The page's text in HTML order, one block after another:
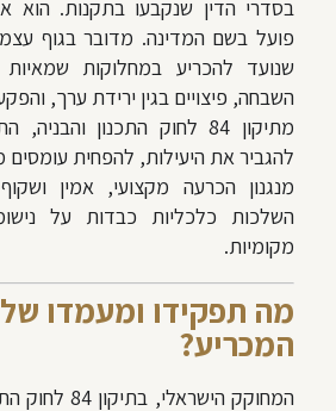
בסדרי הדין שנקבעו בתקנות. הוא
פועל בשם המדינה. מדובר בגוף
שנועד להכריע במחלוקות
השבחה, פיצויים בגין ירידת ערך,
להגביר את היעילות, להפחית
מנגנון הכרעה מקצועי, אמין
השלכות כלכליות כבדות על
מקומיות.
מה תפקידו ומעמדו
המכריע?